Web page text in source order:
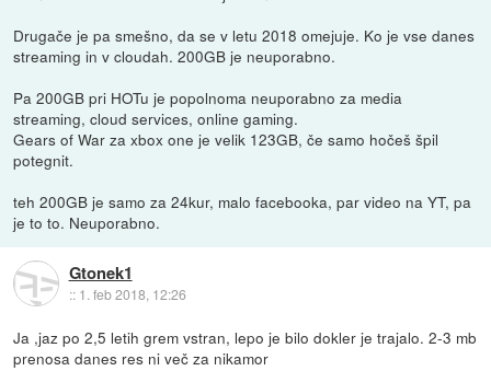
Drugače je pa smešno, da se v letu 2018 omejuje. Ko je vse danes
streaming in v cloudah. 200GB je neuporabno.
Pa 200GB pri HOTu je popolnoma neuporabno za media
streaming, cloud services, online gaming.
Gears of War za xbox one je velik 123GB, če samo hočeš špil
potegnit.
teh 200GB je samo za 24kur, malo facebooka, par video na YT, pa
je to to. Neuporabno.
Gtonek1
:: 1. feb 2018, 12:26
Ja ,jaz po 2,5 letih grem vstran, lepo je bilo dokler je trajalo. 2-3 mb
prenosa danes res ni več za nikamor